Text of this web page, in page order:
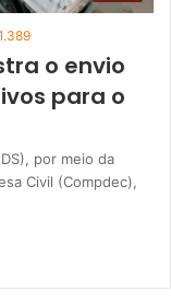
o envio
para o
por meio da
Civil (Compdec),